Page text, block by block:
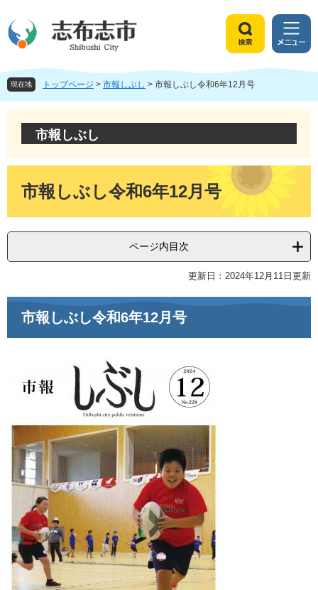
ジ
頭
す
ュ
飛
し
文
索
メ
ニ
ュ
現在地 トップページ > 市報しぶし > 市報しぶし令和6年12月号
市報しぶし
市報しぶし令和6年12月号
ページ内目次
更新日：2024年12月11日更新
市報しぶし令和6年12月号